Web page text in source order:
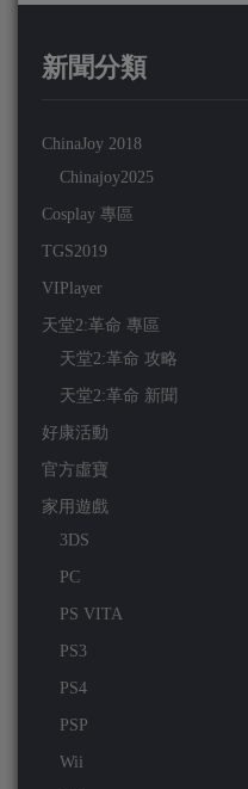
新聞分類
ChinaJoy 2018
Chinajoy2025
Cosplay 專區
TGS2019
VIPlayer
天堂2:革命 專區
天堂2:革命 攻略
天堂2:革命 新聞
好康活動
官方虛寶
家用遊戲
3DS
PC
PS VITA
PS3
PS4
PSP
Wii